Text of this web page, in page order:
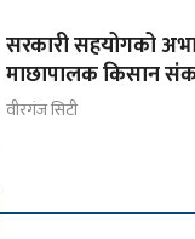
सरकारी सहयोगको
माछापालक किसान
वीरगंज सिटी